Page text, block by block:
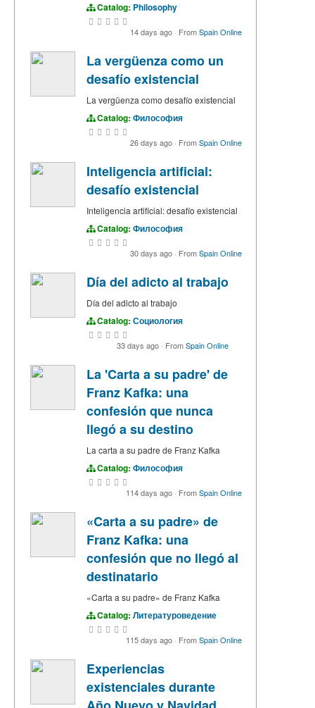
Catalog: Philosophy
14 days ago · FromSpain Online
La vergüenza como un
desafío existencial
La vergüenza como desafío existencial
Catalog: Философия
26 days ago · FromSpain Online
Inteligencia artificial:
desafío existencial
Inteligencia artificial: desafío existencial
Catalog: Философия
30 days ago · FromSpain Online
Día del adicto al trabajo
Día del adicto al trabajo
Catalog: Социология
33 days ago · FromSpain Online
La 'Carta a su padre' de
Franz Kafka: una
confesión que nunca
llegó a su destino
La carta a su padre de Franz Kafka
Catalog: Философия
114 days ago · FromSpain Online
«Carta a su padre» de
Franz Kafka: una
confesión que no llegó al
destinatario
«Carta a su padre» de Franz Kafka
Catalog: Литературоведение
115 days ago · FromSpain Online
Experiencias
existenciales durante